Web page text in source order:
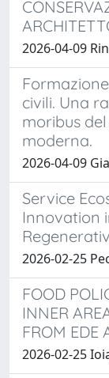
2026-04-09
civili. Una
moribus
moderna.
2026-04-09
Service
Innovation
2026-02-25
FOOD
INNER
FROM EDE
2026-02-25